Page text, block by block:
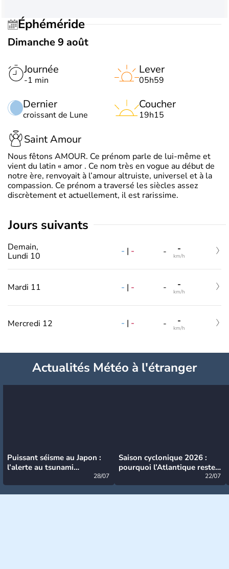
Éphéméride
Dimanche 9 août
Journée
-1 min
Dernier
croissant de Lune
Lever
05h59
Coucher
19h15
Saint Amour
Nous fêtons AMOUR. Ce prénom parle de lui-même et
vient du latin « amor . Ce nom très en vogue au début de
notre ère, renvoyait à l’amour altruiste, universel et à la
compassion. Ce prénom a traversé les siècles assez
discrètement et actuellement, il est rarissime.
jours suivants
Demain,
Lundi 10
- | - - -
km/h
Mardi 11 - | - - -
km/h
Mercredi 12 - | - - -
km/h
Actualités Météo à l'étranger
Puissant séisme au Japon :
l’alerte au tsunami
28/07
Saison cyclonique 2026 :
pourquoi l’Atlantique reste
22/07